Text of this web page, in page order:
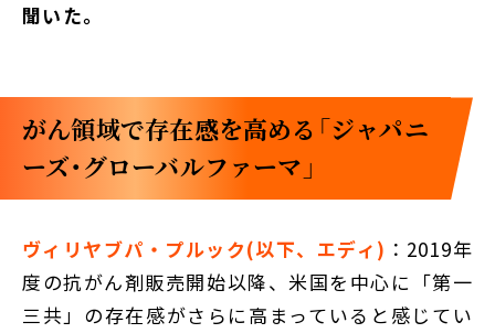
聞いた。
がん領域で存在感を高める「ジャパニ
ーズ・グローバルファーマ」
ヴィリヤブパ・プルック(以下、エディ) ：2019年
度の抗がん剤販売開始以降、米国を中心に「第一
三共」の存在感がさらに高まっていると感じてい